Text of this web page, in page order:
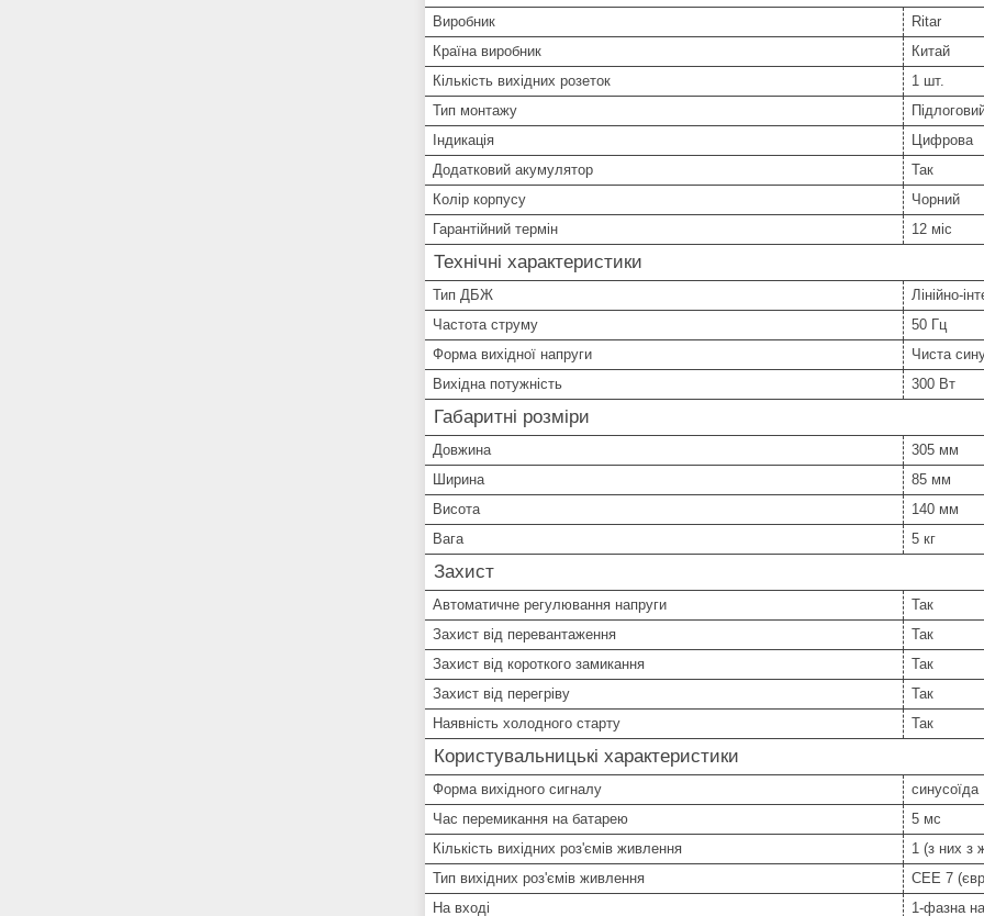
Виробник
Ritar
Країна виробник
Китай
Кількість вихідних розеток
1 шт.
Тип монтажу
Індикація
Цифрова
Додатковий акумулятор
Так
Колір корпусу
Чорний
Гарантійний термін
12 міс
Технічні характеристики
Тип ДБЖ
Лінійно-
Частота струму
50 Гц
Форма вихідної напруги
Чиста
Вихідна потужність
300 Вт
Габаритні розміри
Довжина
305 мм
Ширина
85 мм
Висота
140 мм
Вага
5 кг
Захист
Автоматичне регулювання напруги
Так
Захист від перевантаження
Так
Захист від короткого замикання
Так
Захист від перегріву
Так
Наявність холодного старту
Так
Користувальницькі характеристики
Форма вихідного сигналу
синусоїда
Час перемикання на батарею
5 мс
Кількість вихідних роз'ємів живлення
1 (з них з
Тип вихідних роз'ємів живлення
CEE 7
На вході
1-фазна